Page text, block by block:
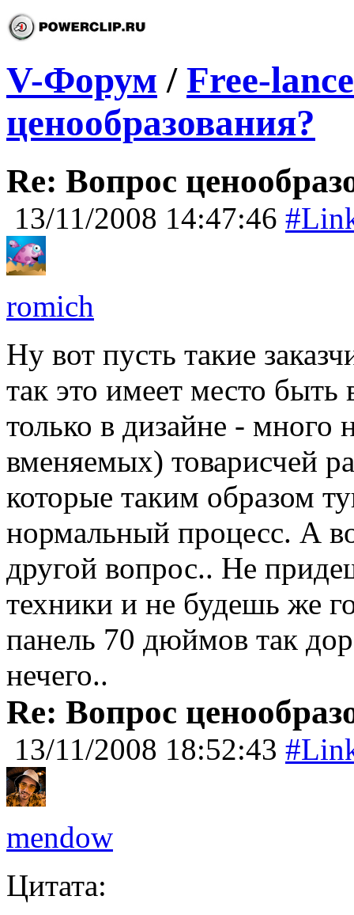
V-Форум / Free-lance
ценообразования?
Re: Вопрос
13/11/2008 14:47:46
romich
Ну вот пусть такие
так это имеет место
только в дизайне -
вменяемых) товарисчей
которые таким образом
нормальный процесс. А
другой вопрос.. Не
техники и не будешь же
панель 70 дюймов так
нечего..
Re: Вопрос
13/11/2008 18:52:43
mendow
Цитата: